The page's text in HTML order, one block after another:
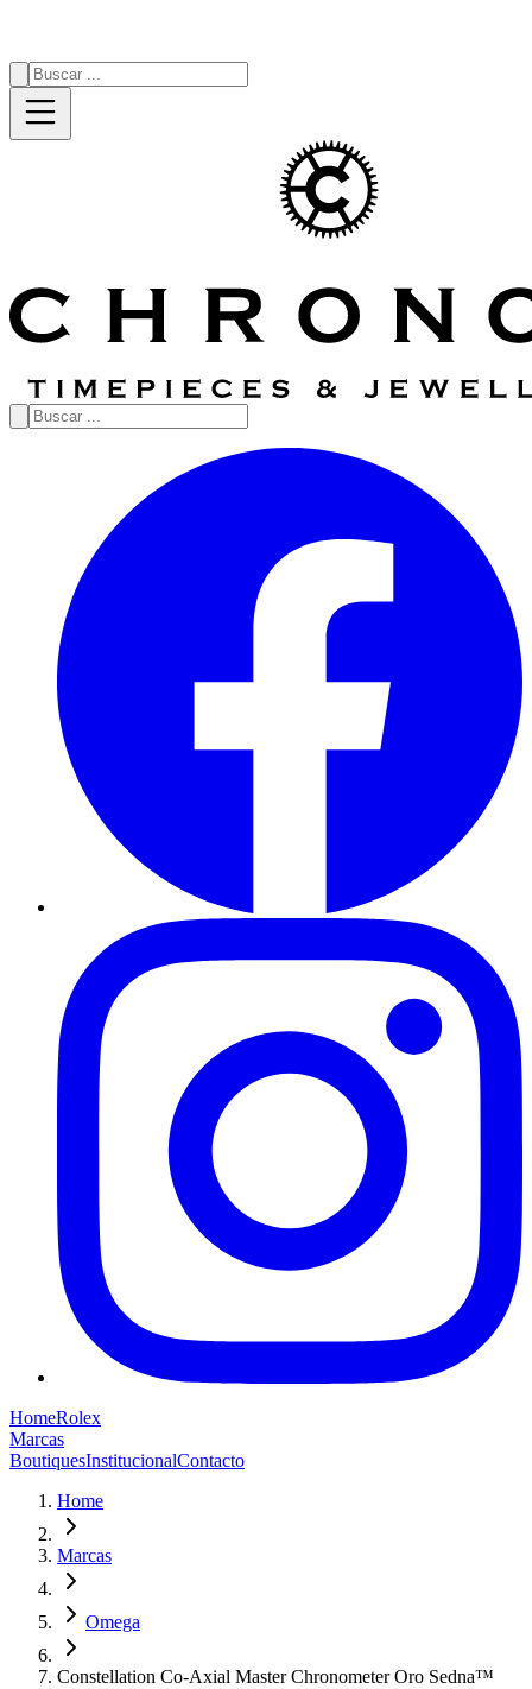
HomeRolex
Marcas
BoutiquesInstitucionalContacto
Home
Marcas
Omega
Constellation Co-Axial Master Chronometer Oro Sedna™